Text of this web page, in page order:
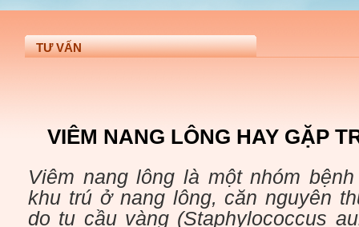
TƯ VẤN
VIÊM NANG LÔNG HAY GẶP
Viêm nang lông là một nhóm
khu trú ở nang lông, căn nguyên
do tụ cầu vàng (Staphylococcus